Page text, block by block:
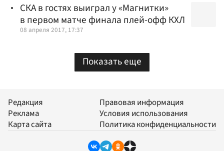
СКА в гостях выиграл у «Магнитки»
в первом матче финала плей-офф КХЛ
08 апреля 2017, 17:37
Показать еще
Редакция
Реклама
Карта сайта
Правовая информация
Условия использования
Политика конфиденциальности